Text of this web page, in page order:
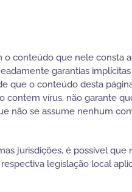
conteúdo que nele consta
garantias
que o conteúdo desta
contem vírus, não garante
não se assume nenhum
jurisdições, é possível
legislação local